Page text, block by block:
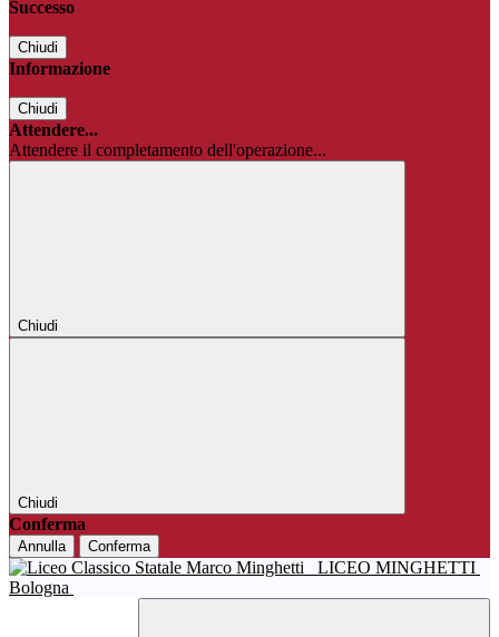
Successo
Chiudi
Informazione
Chiudi
Attendere...
Attendere il completamento dell'operazione...
Chiudi
Chiudi
Conferma
Annulla Conferma
LICEO MINGHETTI
Bologna